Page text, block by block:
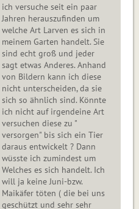
ich versuche seit ein paar
Jahren herauszufinden um
welche Art Larven es sich in
meinem Garten handelt. Sie
sind echt groß und jeder
sagt etwas Anderes. Anhand
von Bildern kann ich diese
nicht unterscheiden, da sie
sich so ähnlich sind. Könnte
ich nicht auf irgendeine Art
versuchen diese zu "
versorgen" bis sich ein Tier
daraus entwickelt ? Dann
wüsste ich zumindest um
Welches es sich handelt. Ich
will ja keine Juni-bzw.
Maikäfer töten ( die bei uns
geschützt und sehr sehr